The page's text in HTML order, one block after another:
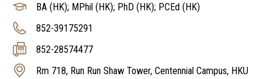
BA (HK); MPhil (HK); PhD (HK); PCEd (HK)
852-39175291
852-28574477
Rm 718, Run Run Shaw Tower, Centennial Campus, HKU